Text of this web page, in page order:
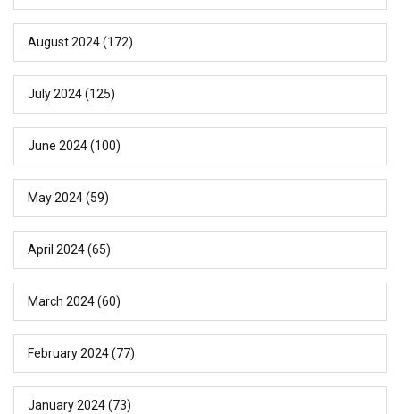
August 2024(172)
July 2024(125)
June 2024(100)
May 2024(59)
April 2024(65)
March 2024(60)
February 2024(77)
January 2024(73)